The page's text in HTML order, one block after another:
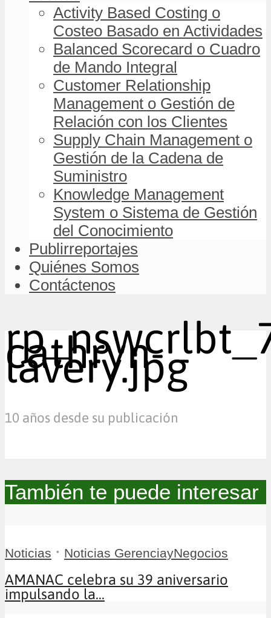
Activity Based Costing o
Costeo Basado en Actividades
Balanced Scorecard o Cuadro
de Mando Integral
Customer Relationship
Management o Gestión de
Relación con los Clientes
Supply Chain Management o
Gestión de la Cadena de
Suministro
Knowledge Management
System o Sistema de Gestión
del Conocimiento
Publirreportajes
Quiénes Somos
Contáctenos
cathryn-
lavery.jpg
10 años desde su publicación
También te puede interesar
Noticias • Noticias GerenciayNegocios
AMANAC celebra su 39 aniversario
impulsando la...